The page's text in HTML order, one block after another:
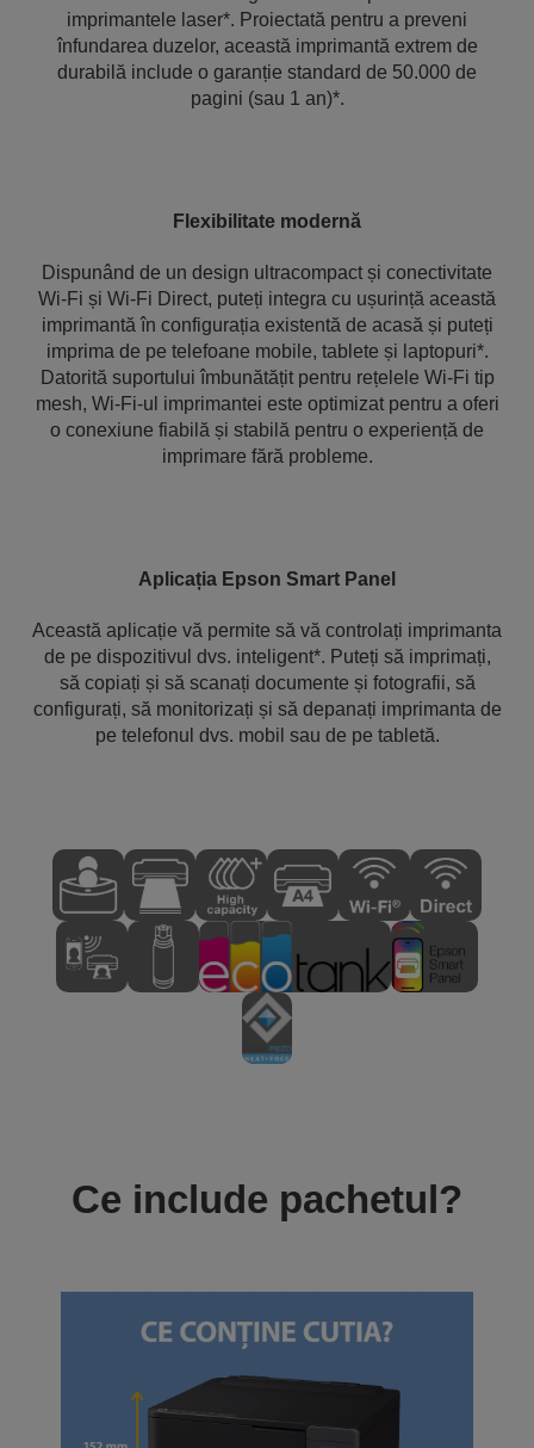
imprimantele laser*. Proiectată pentru a preveni
înfundarea duzelor, această imprimantă extrem de
durabilă include o garanție standard de 50.000 de
pagini (sau 1 an)*.
Flexibilitate modernă
Dispunând de un design ultracompact și conectivitate
Wi-Fi și Wi-Fi Direct, puteți integra cu ușurință această
imprimantă în configurația existentă de acasă și puteți
imprima de pe telefoane mobile, tablete și laptopuri*.
Datorită suportului îmbunătățit pentru rețelele Wi-Fi tip
mesh, Wi-Fi-ul imprimantei este optimizat pentru a oferi
o conexiune fiabilă și stabilă pentru o experiență de
imprimare fără probleme.
Aplicația Epson Smart Panel
Această aplicație vă permite să vă controlați imprimanta
de pe dispozitivul dvs. inteligent*. Puteți să imprimați,
să copiați și să scanați documente și fotografii, să
configurați, să monitorizați și să depanați imprimanta de
pe telefonul dvs. mobil sau de pe tabletă.
Ce include pachetul?